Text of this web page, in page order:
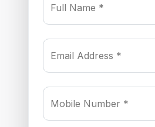
Full Name *
Email Address *
Mobile Number *